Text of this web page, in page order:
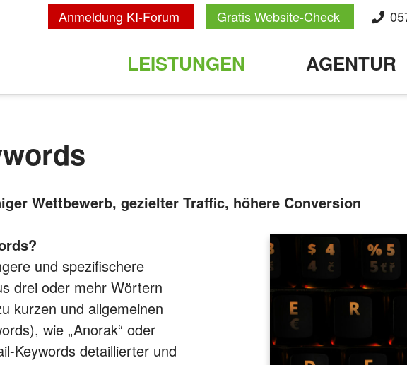
Anmeldung KI-Forum Gratis Website-Check
LEISTUNGEN AGENTUR
Wettbewerb, gezielter Traffic, höhere Conversion
und spezifischere
drei oder mehr Wörtern
kurzen und allgemeinen
wie „Anorak“ oder
Keywords detaillierter und